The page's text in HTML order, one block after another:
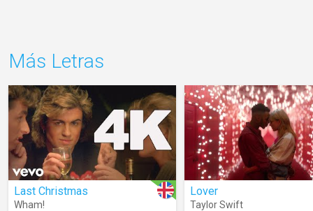
Más Letras
Last Christmas
Wham!
Lover
Taylor Swift